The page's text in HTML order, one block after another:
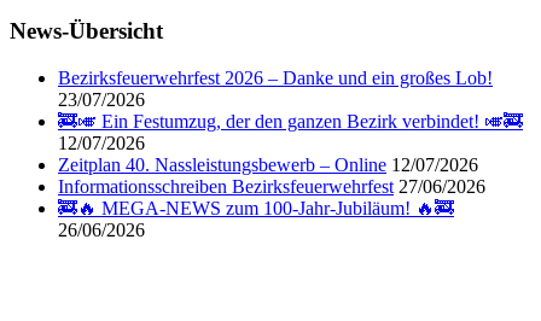
News-Übersicht
Bezirksfeuerwehrfest 2026 – Danke und ein großes Lob!
23/07/2026
🚒🎺 Ein Festumzug, der den ganzen Bezirk verbindet! 🎺🚒
12/07/2026
Zeitplan 40. Nassleistungsbewerb – Online 12/07/2026
Informationsschreiben Bezirksfeuerwehrfest 27/06/2026
🚒🔥 MEGA-NEWS zum 100-Jahr-Jubiläum! 🔥🚒
26/06/2026